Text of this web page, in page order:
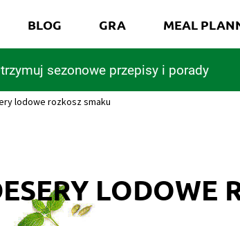
sezonowe przepisy i porady
BLOG GRA MEAL
lodowe rozkosz smaku
LODOWE